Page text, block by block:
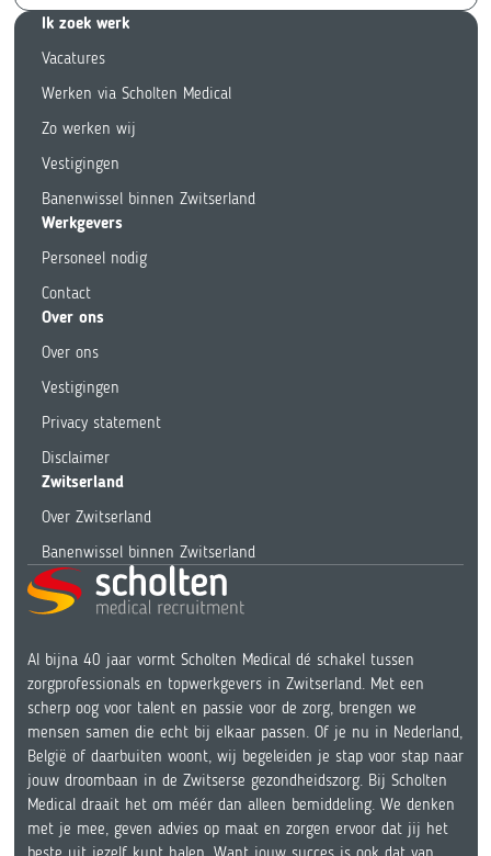
Ik zoek werk
Vacatures
Werken via Scholten Medical
Zo werken wij
Vestigingen
Banenwissel binnen Zwitserland
Werkgevers
Personeel nodig
Contact
Over ons
Over ons
Vestigingen
Privacy statement
Disclaimer
Zwitserland
Over Zwitserland
Banenwissel binnen Zwitserland
Al bijna 40 jaar vormt Scholten Medical dé schakel tussen
zorgprofessionals en topwerkgevers in Zwitserland. Met een
scherp oog voor talent en passie voor de zorg, brengen we
mensen samen die echt bij elkaar passen. Of je nu in Nederland,
België of daarbuiten woont, wij begeleiden je stap voor stap naar
jouw droombaan in de Zwitserse gezondheidszorg. Bij Scholten
Medical draait het om méér dan alleen bemiddeling. We denken
met je mee, geven advies op maat en zorgen ervoor dat jij het